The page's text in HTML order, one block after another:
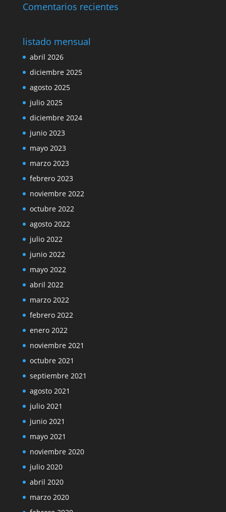
Comentarios recientes
listado mensual
abril 2026
diciembre 2025
agosto 2025
julio 2025
diciembre 2024
junio 2023
mayo 2023
marzo 2023
febrero 2023
noviembre 2022
octubre 2022
agosto 2022
julio 2022
junio 2022
mayo 2022
abril 2022
marzo 2022
febrero 2022
enero 2022
noviembre 2021
octubre 2021
septiembre 2021
agosto 2021
julio 2021
junio 2021
mayo 2021
noviembre 2020
julio 2020
abril 2020
marzo 2020